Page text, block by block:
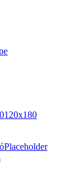
120x180
Placeholder